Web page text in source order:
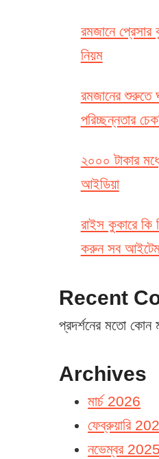
রমজানে প্রেসার
নিয়ম
রমজানের শুরুতে
পরিচ্ছন্নতার
২০০০ টাকার
আইডিয়া
রাইস কুকারে কি
করুন সব
Recent
প্রদর্শনের মতো কোন
Archives
মার্চ 2026
ফেব্রুয়ারি
নভেম্বর 2025